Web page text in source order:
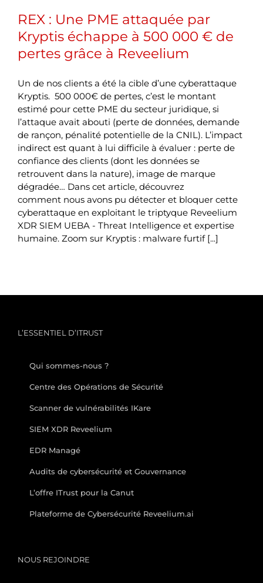
REX : Une PME attaquée par
Kryptis échappe à 500 000 € de
pertes grâce à Reveelium
Un de nos clients a été la cible d’une cyberattaque
Kryptis. 500 000€ de pertes, c’est le montant
estimé pour cette PME du secteur juridique, si
l’attaque avait abouti (perte de données, demande
de rançon, pénalité potentielle de la CNIL). L’impact
indirect est quant à lui difficile à évaluer : perte de
confiance des clients (dont les données se
retrouvent dans la nature), image de marque
dégradée… Dans cet article, découvrez
comment nous avons pu détecter et bloquer cette
cyberattaque en exploitant le triptyque Reveelium
XDR SIEM UEBA - Threat Intelligence et expertise
humaine. Zoom sur Kryptis : malware furtif [...]
L’ESSENTIEL D’ITRUST
Qui sommes-nous ?
Centre des Opérations de Sécurité
Scanner de vulnérabilités IKare
SIEM XDR Reveelium
EDR Managé
Audits de cybersécurité et Gouvernance
L’offre ITrust pour la Canut
Plateforme de Cybersécurité Reveelium.ai
NOUS REJOINDRE